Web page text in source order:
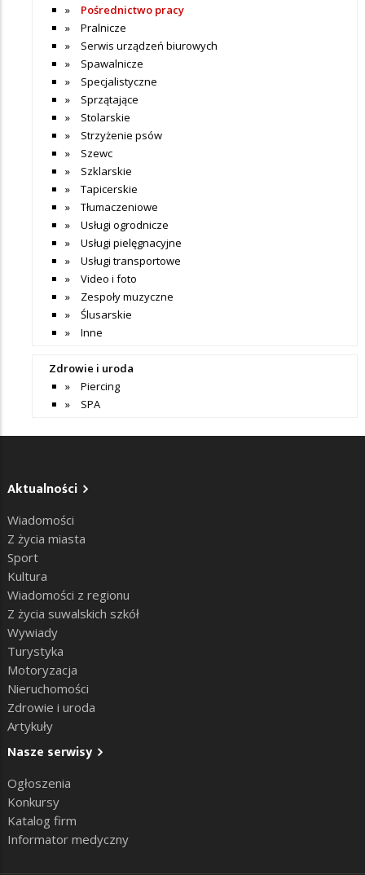
Pośrednictwo pracy
Pralnicze
Serwis urządzeń biurowych
Spawalnicze
Specjalistyczne
Sprzątające
Stolarskie
Strzyżenie psów
Szewc
Szklarskie
Tapicerskie
Tłumaczeniowe
Usługi ogrodnicze
Usługi pielęgnacyjne
Usługi transportowe
Video i foto
Zespoły muzyczne
Ślusarskie
Inne
Zdrowie i uroda
Piercing
SPA
Aktualności
Wiadomości
Z życia miasta
Sport
Kultura
Wiadomości z regionu
Z życia suwalskich szkół
Wywiady
Turystyka
Motoryzacja
Nieruchomości
Zdrowie i uroda
Artykuły
Nasze serwisy
Ogłoszenia
Konkursy
Katalog firm
Informator medyczny